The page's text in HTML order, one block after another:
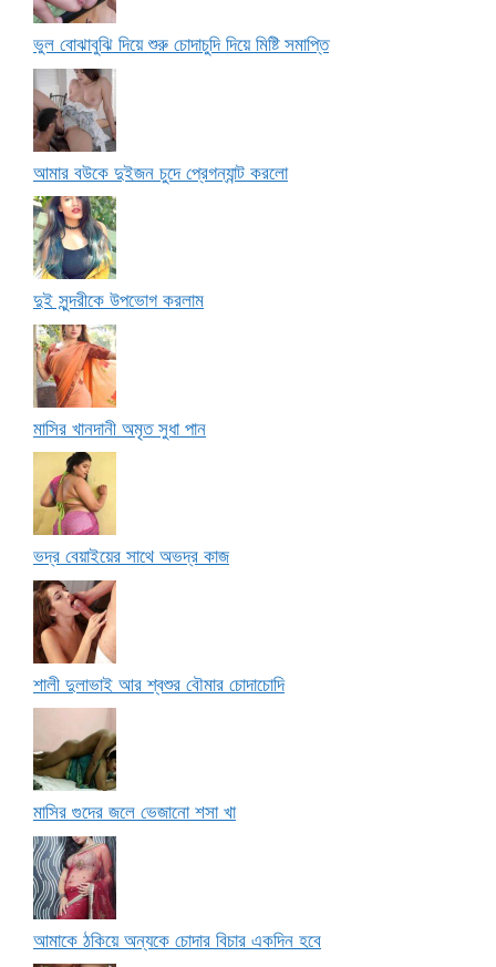
ভুল বোঝাবুঝি দিয়ে শুরু চোদাচুদি দিয়ে মিষ্টি সমাপ্তি
আমার বউকে দুইজন চুদে প্রেগন্যান্ট করলো
দুই সুন্দরীকে উপভোগ করলাম
মাসির খানদানী অমৃত সুধা পান
ভদ্র বেয়াইয়ের সাথে অভদ্র কাজ
শালী দুলাভাই আর শ্বশুর বৌমার চোদাচোদি
মাসির গুদের জলে ভেজানো শসা খা
আমাকে ঠকিয়ে অন্যকে চোদার বিচার একদিন হবে